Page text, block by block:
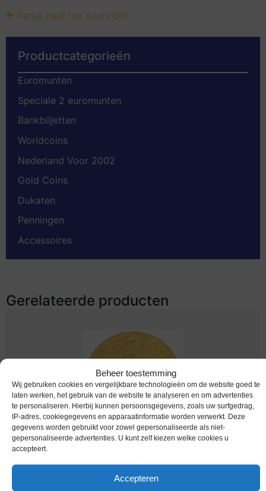
Beheer toestemming
Wij gebruiken cookies en vergelijkbare technologieën om de website goed te
laten werken, het gebruik van de website te analyseren en om advertenties
te personaliseren. Hierbij kunnen persoonsgegevens, zoals uw surfgedrag,
IP-adres, cookiegegevens en apparaatinformatie worden verwerkt. Deze
gegevens worden gebruikt voor zowel gepersonaliseerde als niet-
gepersonaliseerde advertenties. U kunt zelf kiezen welke cookies u
accepteert.
Accepteren
Terug naar het overzicht
Productcategorieën
Euromunten
Speciale 2 euromunten
Bankbiljetten
Worldcoins
Nederland Voor 2002
Gold Coins
Dukaten
Penningen
Accessoires
Gerelateerde producten
Nederland / 1924 / Enkele Dukaat / Gold / Pr